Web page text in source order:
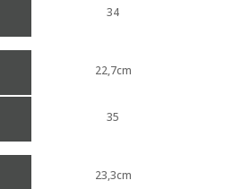
34
22,7cm
35
23,3cm